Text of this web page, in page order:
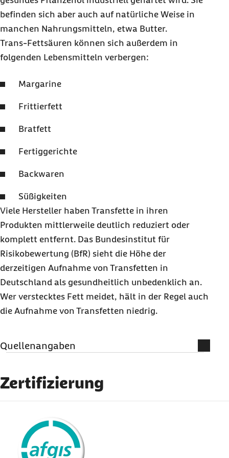
befinden sich aber auch auf natürliche Weise in
manchen Nahrungsmitteln, etwa Butter.
Trans-Fettsäuren können sich außerdem in
folgenden Lebensmitteln verbergen:
Margarine
Frittierfett
Bratfett
Fertiggerichte
Backwaren
Süßigkeiten
Viele Hersteller haben Transfette in ihren
Produkten mittlerweile deutlich reduziert oder
komplett entfernt. Das Bundesinstitut für
Risikobewertung (BfR) sieht die Höhe der
derzeitigen Aufnahme von Transfetten in
Deutschland als gesundheitlich unbedenklich an.
Wer verstecktes Fett meidet, hält in der Regel auch
die Aufnahme von Transfetten niedrig.
Quellenangaben
Informationen
Georg Schneider: Ernährungslehre.
Zeitgemäß. Praxisnah. 2011
Bundesinstitut für Risikobewertung (Abruf
Zertifizierung